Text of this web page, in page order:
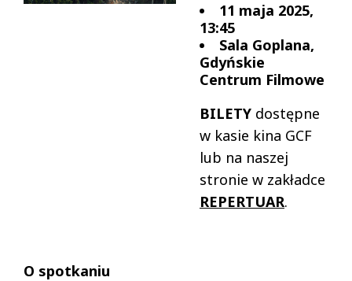
11 maja 2025,
13:45
Sala Goplana,
Gdyńskie
Centrum Filmowe
BILETY dostępne
w kasie kina GCF
lub na naszej
stronie w zakładce
REPERTUAR.
O spotkaniu